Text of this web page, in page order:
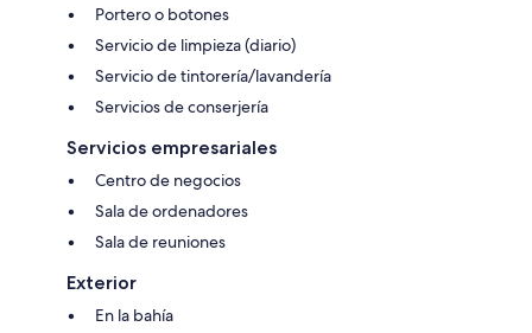
Portero o botones
Servicio de limpieza (diario)
Servicio de tintorería/lavandería
Servicios de conserjería
Servicios empresariales
Centro de negocios
Sala de ordenadores
Sala de reuniones
Exterior
En la bahía